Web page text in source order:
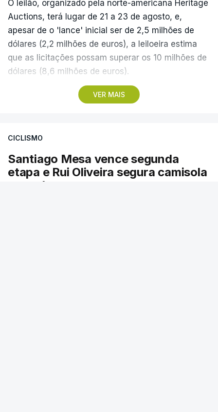
VER MAIS
O leilão, organizado pela norte-americana Heritage
Auctions, terá lugar de 21 a 23 de agosto, e,
apesar de o 'lance' inicial ser de 2,5 milhões de
dólares (2,2 milhões de euros), a leiloeira estima
que as licitações possam superar os 10 milhões de
dólares (8,6 milhões de euros).
A camisola utilizada pelo astro argentino durante
1986, na Cidade do México, foi vendida por um
valor recorde de 9,3 milhões de dólares (oito
milhões de euros) em 2022.
CICLISMO
Santiago Mesa vence segunda
etapa e Rui Oliveira segura camisola
amarela